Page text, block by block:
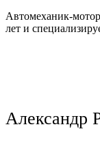
Автомеханик-
лет и
Александр